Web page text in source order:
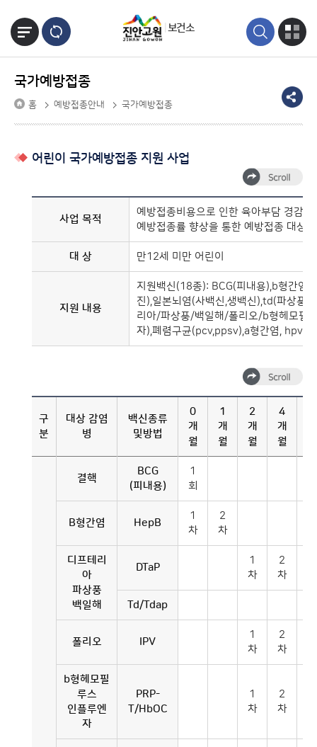
보건소
국가예방접종
홈 예방접종안내 국가예방접종
어린이 국가예방접종 지원 사업
사업 목적
예방접종비용으로 인한 육아부담 경감
예방접종률 향상을 통한 예방접종 대상
대 상 만12세 미만 어린이
지원 내용
지원백신(18종): BCG(피내용),b형간
진),일본뇌염(사백신,생백신),td(파상
리아/파상풍/백일해/폴리오/b형헤모필
자),폐렴구균(pcv,ppsv),a형간염, hpv(
구
분
대상 감염
병
백신종류
및방법
0
개
월
1
개
월
2
개
월
4
개
월
결핵
BCG
(피내용)
1
회
B형간염 HepB
1
차
2
차
디프테리
아
파상풍
백일해
DTaP
1
차
2
차
Td/Tdap
폴리오 IPV
1
차
2
차
b형헤모필
루스
인플루엔
자
PRP-
T/HbOC
1
차
2
차